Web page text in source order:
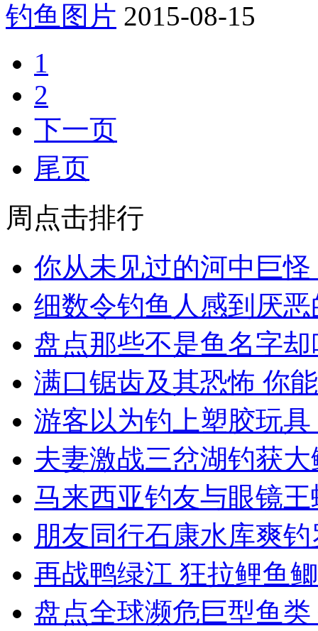
钓鱼图片 2015-08-15
1
2
下一页
尾页
周点击排行
你从未见过的河中巨
细数令钓鱼人感到厌
盘点那些不是鱼名字却
满口锯齿及其恐怖 你
游客以为钓上塑胶玩
夫妻激战三岔湖钓获
马来西亚钓友与眼镜
朋友同行石康水库爽
再战鸭绿江 狂拉鲤鱼
盘点全球濒危巨型鱼